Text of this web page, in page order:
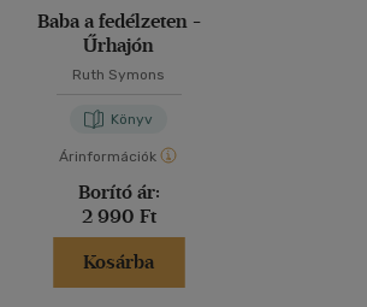
Baba a fedélzeten -
Űrhajón
Ruth Symons
Könyv
Árinformációk
Borító ár:
2 990 Ft
Kosárba